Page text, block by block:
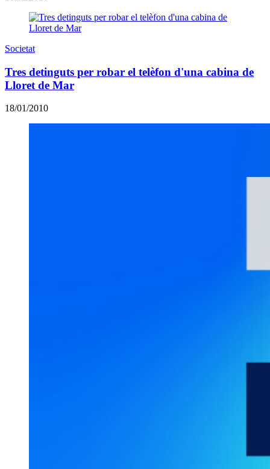
Societat
Tres detinguts per robar el telèfon d'una cabina de
Lloret de Mar
18/01/2010